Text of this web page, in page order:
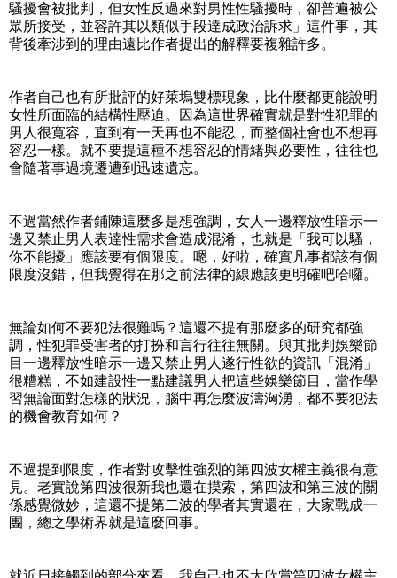
騷擾會被批判，但女性反過來對男性性騷擾時，卻普遍被公
眾所接受，並容許其以類似手段達成政治訴求」這件事，其
背後牽涉到的理由遠比作者提出的解釋要複雜許多。
作者自己也有所批評的好萊塢雙標現象，比什麼都更能說明
女性所面臨的結構性壓迫。因為這世界確實就是對性犯罪的
男人很寬容，直到有一天再也不能忍，而整個社會也不想再
容忍一樣。就不要提這種不想容忍的情緒與必要性，往往也
會隨著事過境遷遭到迅速遺忘。
不過當然作者鋪陳這麼多是想強調，女人一邊釋放性暗示一
邊又禁止男人表達性需求會造成混淆，也就是「我可以騷，
你不能擾」應該要有個限度。嗯，好啦，確實凡事都該有個
限度沒錯，但我覺得在那之前法律的線應該更明確吧哈囉。
無論如何不要犯法很難嗎？這還不提有那麼多的研究都強
調，性犯罪受害者的打扮和言行往往無關。與其批判娛樂節
目一邊釋放性暗示一邊又禁止男人遂行性欲的資訊「混淆」
很糟糕，不如建設性一點建議男人把這些娛樂節目，當作學
習無論面對怎樣的狀況，腦中再怎麼波濤洶湧，都不要犯法
的機會教育如何？
不過提到限度，作者對攻擊性強烈的第四波女權主義很有意
見。老實說第四波很新我也還在摸索，第四波和第三波的關
係感覺微妙，這還不提第二波的學者其實還在，大家戰成一
團，總之學術界就是這麼回事。